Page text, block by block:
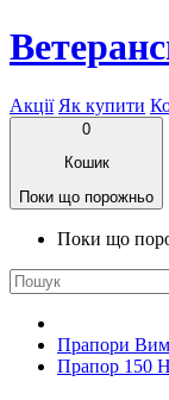
Акції Як купити
0
Кошик
Поки що порожньо
Поки що
Прапори
Прапор 150